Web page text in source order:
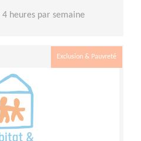
4 heures par semaine
Exclusion & Pauvreté